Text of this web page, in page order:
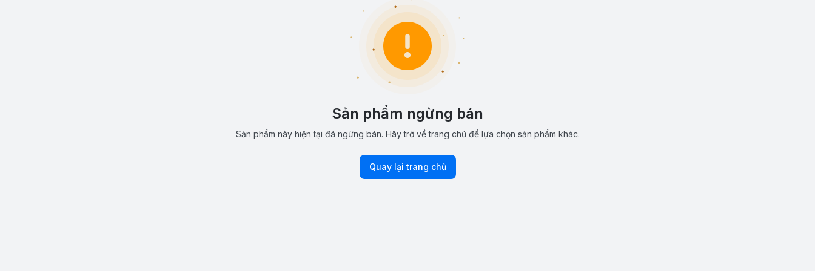
Sản phẩm ngừng bán
Sản phẩm này hiện tại đã ngừng bán. Hãy trở về trang chủ để lựa chọn sản phẩm khác.
Quay lại trang chủ